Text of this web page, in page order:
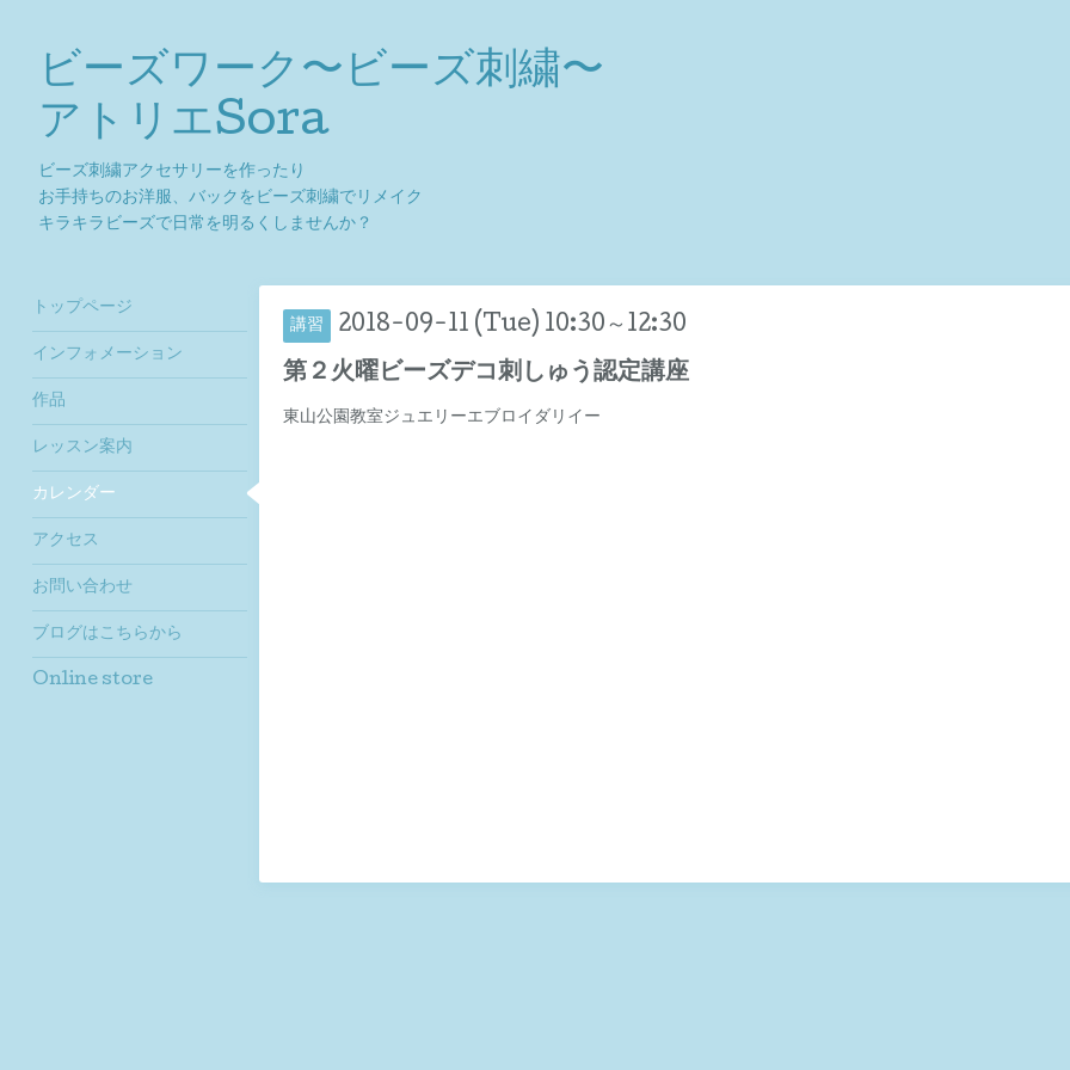
ビーズワーク〜ビーズ刺繍〜
アトリエSora
ビーズ刺繍アクセサリーを作ったり
お手持ちのお洋服、バックをビーズ刺繍でリメイク
キラキラビーズで日常を明るくしませんか？
講習 2018-09-11 (Tue) 10:30～12:30
第２火曜ビーズデコ刺しゅう認定講座
東山公園教室ジュエリーエブロイダリイー
トップページ
インフォメーション
作品
レッスン案内
カレンダー
アクセス
お問い合わせ
ブログはこちらから
Online store